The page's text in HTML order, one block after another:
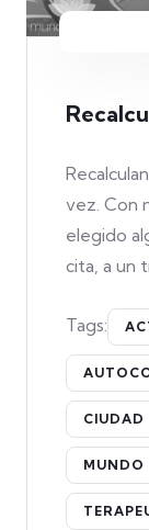
vez. Con
elegido
cita, a un
Tags:
CIUDAD
MUNDO